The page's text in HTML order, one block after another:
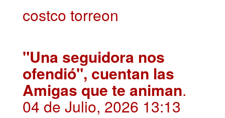
costco torreon
"Una seguidora nos
ofendió", cuentan las
Amigas que te animan.
04 de Julio, 2026 13:13